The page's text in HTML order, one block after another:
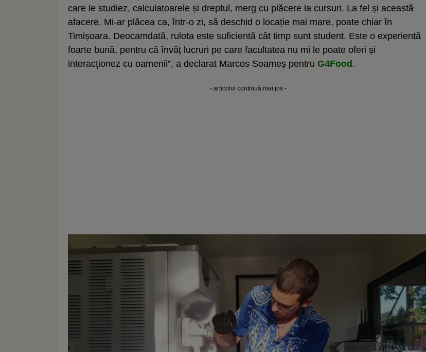
care le studiez, calculatoarele și dreptul, merg cu plăcere la cursuri. La fel și această
afacere. Mi-ar plăcea ca, într-o zi, să deschid o locație mai mare, poate chiar în
Timișoara. Deocamdată, rulota este suficientă cât timp sunt student. Este o experiență
foarte bună, pentru că învăț lucruri pe care facultatea nu mi le poate oferi și
interacționez cu oamenii”, a declarat Marcos Soameș pentru G4Food.
- articolul continuă mai jos -